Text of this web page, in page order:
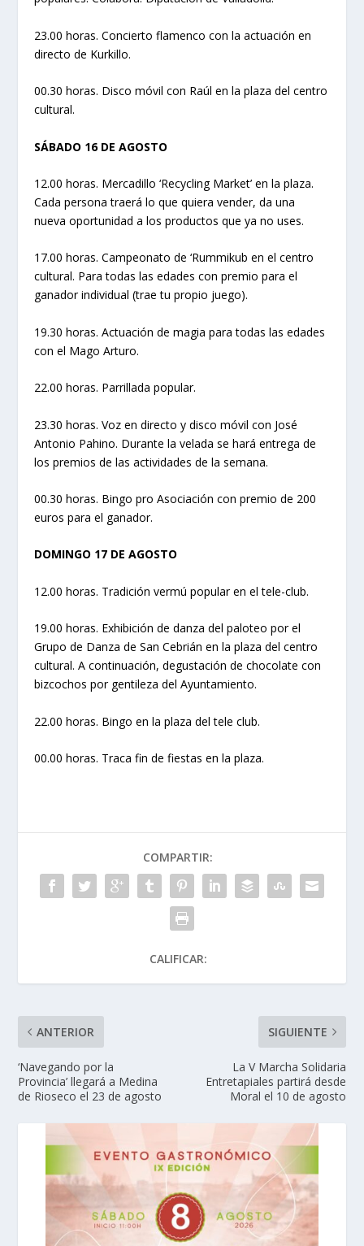
23.00 horas. Concierto flamenco con la actuación en
directo de Kurkillo.
00.30 horas. Disco móvil con Raúl en la plaza del centro
cultural.
SÁBADO 16 DE AGOSTO
12.00 horas. Mercadillo ‘Recycling Market’ en la plaza.
Cada persona traerá lo que quiera vender, da una
nueva oportunidad a los productos que ya no uses.
17.00 horas. Campeonato de ‘Rummikub en el centro
cultural. Para todas las edades con premio para el
ganador individual (trae tu propio juego).
19.30 horas. Actuación de magia para todas las edades
con el Mago Arturo.
22.00 horas. Parrillada popular.
23.30 horas. Voz en directo y disco móvil con José
Antonio Pahino. Durante la velada se hará entrega de
los premios de las actividades de la semana.
00.30 horas. Bingo pro Asociación con premio de 200
euros para el ganador.
DOMINGO 17 DE AGOSTO
12.00 horas. Tradición vermú popular en el tele-club.
19.00 horas. Exhibición de danza del paloteo por el
Grupo de Danza de San Cebrián en la plaza del centro
cultural. A continuación, degustación de chocolate con
bizcochos por gentileza del Ayuntamiento.
22.00 horas. Bingo en la plaza del tele club.
00.00 horas. Traca fin de fiestas en la plaza.
COMPARTIR:
CALIFICAR:
ANTERIOR
‘Navegando por la
Provincia’ llegará a Medina
de Rioseco el 23 de agosto
SIGUIENTE
La V Marcha Solidaria
Entretapiales partirá desde
Moral el 10 de agosto